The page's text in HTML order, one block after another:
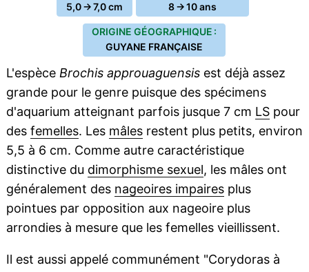
5,0 → 7,0 cm
8 → 10 ans
ORIGINE GÉOGRAPHIQUE :
GUYANE FRANÇAISE
L'espèce Brochis approuaguensisest déjà assez
grande pour le genre puisque des spécimens
d'aquarium atteignant parfois jusque 7 cm LSpour
des femelles. Les mâlesrestent plus petits, environ
5,5 à 6 cm. Comme autre caractéristique
distinctive du dimorphisme sexuel, les mâles ont
généralement des nageoires impairesplus
pointues par opposition aux nageoire plus
arrondies à mesure que les femelles vieillissent.
Il est aussi appelé communément "Corydoras à